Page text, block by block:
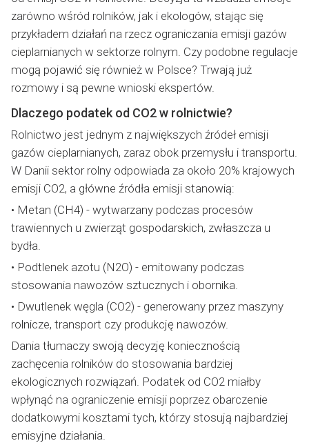
zarówno wśród rolników, jak i ekologów, stając się
przykładem działań na rzecz ograniczania emisji gazów
cieplarnianych w sektorze rolnym. Czy podobne regulacje
mogą pojawić się również w Polsce? Trwają już
rozmowy i są pewne wnioski ekspertów.
Dlaczego podatek od CO2 w rolnictwie?
Rolnictwo jest jednym z największych źródeł emisji
gazów cieplarnianych, zaraz obok przemysłu i transportu.
W Danii sektor rolny odpowiada za około 20% krajowych
emisji CO2, a główne źródła emisji stanowią:
• Metan (CH4) - wytwarzany podczas procesów
trawiennych u zwierząt gospodarskich, zwłaszcza u
bydła.
• Podtlenek azotu (N2O) - emitowany podczas
stosowania nawozów sztucznych i obornika.
• Dwutlenek węgla (CO2) - generowany przez maszyny
rolnicze, transport czy produkcję nawozów.
Dania tłumaczy swoją decyzję koniecznością
zachęcenia rolników do stosowania bardziej
ekologicznych rozwiązań. Podatek od CO2 miałby
wpłynąć na ograniczenie emisji poprzez obarczenie
dodatkowymi kosztami tych, którzy stosują najbardziej
emisyjne działania.